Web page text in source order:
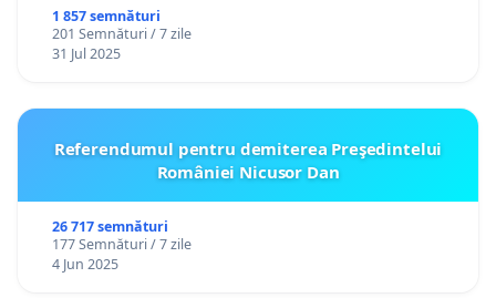
1 857 semnături
201 Semnături / 7 zile
31 Jul 2025
Referendumul pentru demiterea Preşedintelui
României Nicusor Dan
26 717 semnături
177 Semnături / 7 zile
4 Jun 2025